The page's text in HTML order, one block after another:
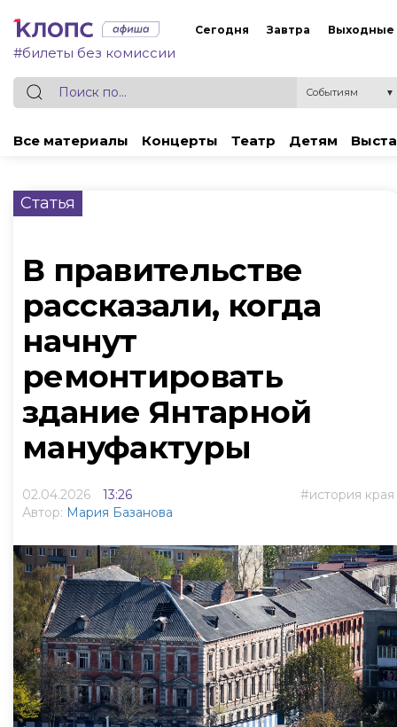
#билеты без комиссии
Сегодня Завтра Выходные
Событиям ▼
Все материалы Концерты Театр Детям
Статья
В правительстве
рассказали, когда
начнут
ремонтировать
здание Янтарной
мануфактуры
02.04.2026
13:26
Автор: Мария Базанова
история края